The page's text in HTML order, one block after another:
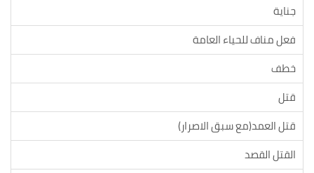
جناية
فعل مناف للحياء العامة
خطف
قتل
قتل العمد(مع سبق الاصرار)
القتل القصد